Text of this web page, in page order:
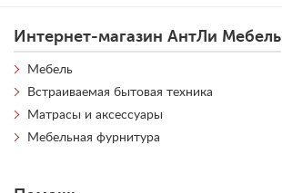
Интернет-магазин АнтЛи Мебель
Мебель
Встраиваемая бытовая техника
Матрасы и аксессуары
Мебельная фурнитура